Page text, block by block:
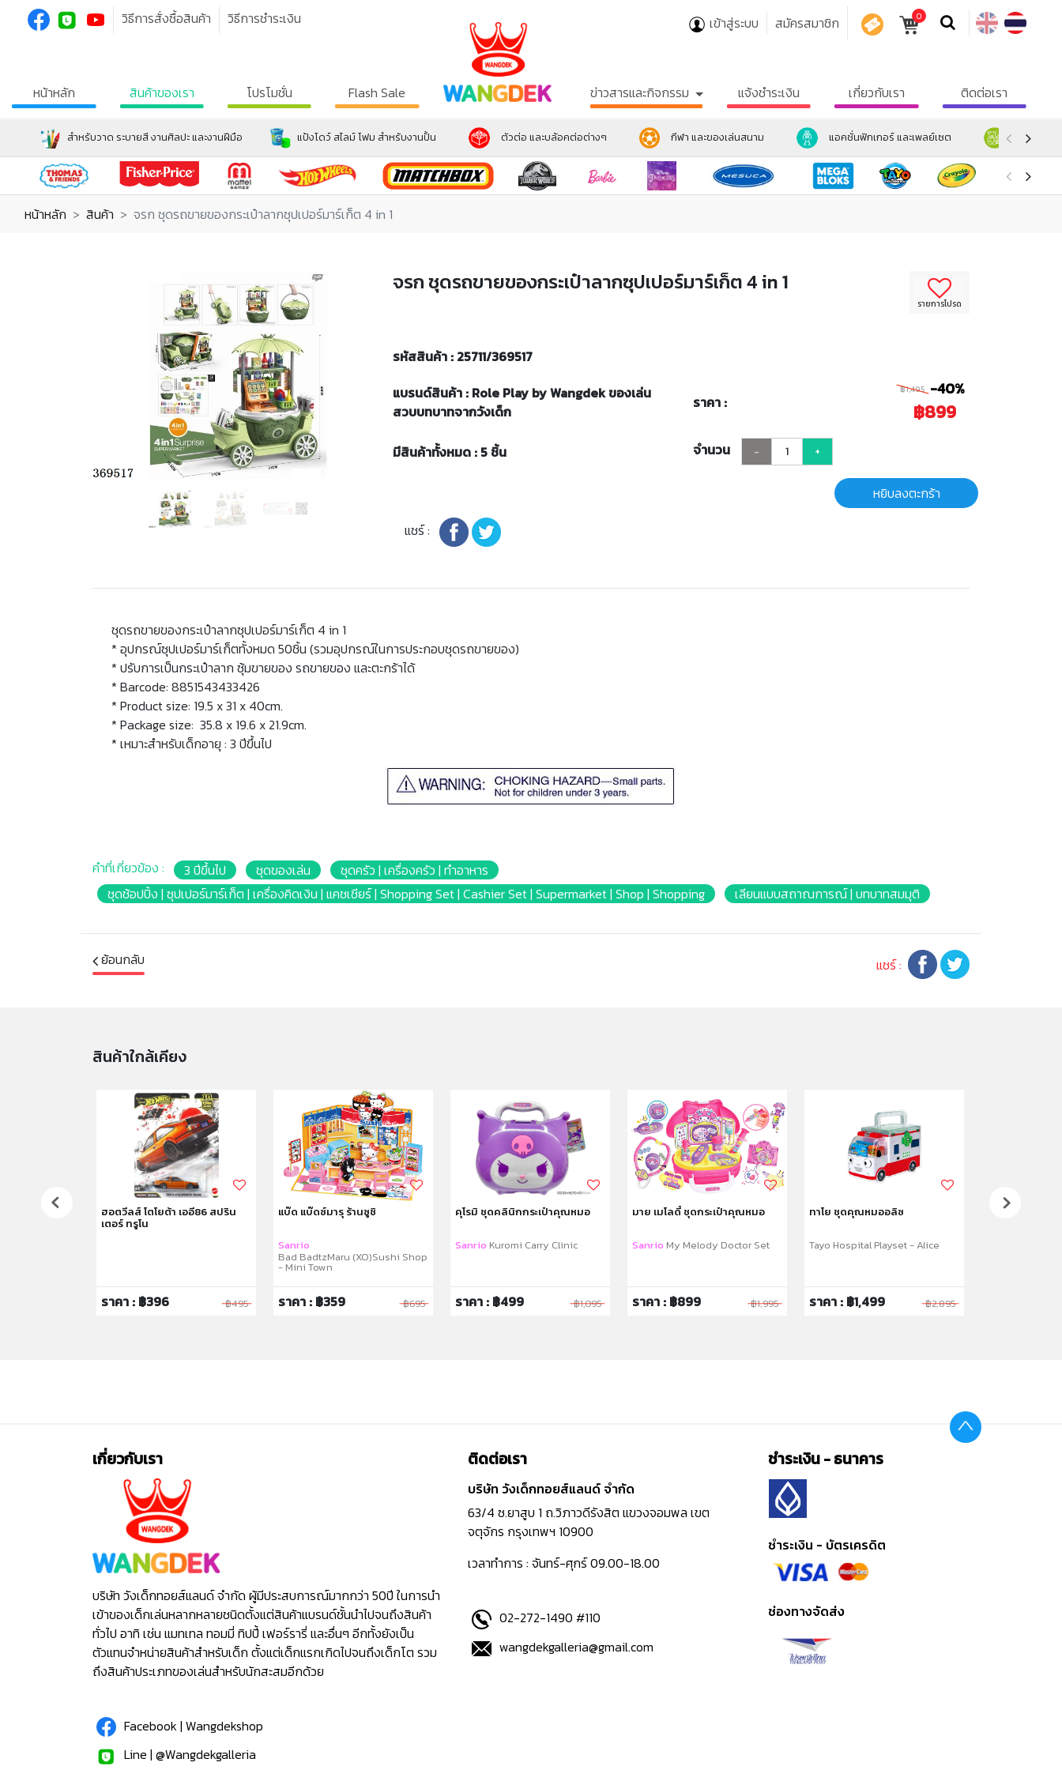
วิธีการสั่งซื้อสินค้า วิธีการชำระเงิน เข้าสู่ระบบ สมัครสมาชิก 0
หน้าหลัก สินค้าของเรา โปรโมชั่น Flash Sale ข่าวสารและกิจกรรม แจ้งชำระเงิน เกี่ยวกับเรา ติดต่อเรา
สำหรับวาด ระบายสี งานศิลปะ และงานฝีมือ แป้งโดว์ สไลม์ โฟม สำหรับงานปั้น ตัวต่อ และบล้อคต่อต่างๆ กีฬา และของเล่นสนาม แอคชั่นฟิกเกอร์ และเพลย์เซต ตุ๊กตา แล
หน้าหลัก สินค้า จรก ชุดรถขายของกระเป๋าลากซุปเปอร์มาร์เก็ต 4 in 1
รายการโปรด
จรก ชุดรถขายของกระเป๋าลากซุปเปอร์มาร์เก็ต 4 in 1
รหัสสินค้า : 25711/369517
แบรนด์สินค้า : Role Play by Wangdek ของเล่น
สวบบทบาทจากวังเด็ก
ราคา :
฿1,495 -40%
฿899
มีสินค้าทั้งหมด : 5 ชิ้น จำนวน - +
หยิบลงตะกร้า
แชร์ :
ชุดรถขายของกระเป๋าลากซุปเปอร์มาร์เก็ต 4 in 1
* อุปกรณ์ซุปเปอร์มาร์เก็ตทั้งหมด 50ชิ้น (รวมอุปกรณ์ในการประกอบชุดรถขายของ)
* ปรับการเป็นกระเป๋าลาก ซุ้มขายของ รถขายของ และตะกร้าได้
* Barcode: 8851543433426
* Product size: 19.5 x 31 x 40cm.
* Package size: 35.8 x 19.6 x 21.9cm.
* เหมาะสำหรับเด็กอายุ : 3 ปีขึ้นไป
คำที่เกี่ยวข้อง : 3 ปีขึ้นไป ชุดของเล่น
ชุดครัว | เครื่องครัว | ทำอาหาร
ชุดช้อปปิ้ง | ซุปเปอร์มาร์เก็ต | เครื่องคิดเงิน | แคชเชียร์ | Shopping Set | Cashier Set | Supermarket | Shop | Shopping
เลียนแบบสถาณการณ์ | บทบาทสมมุติ
ย้อนกลับ แชร์ :
สินค้าใกล้เคียง
ดกระเป๋าปิกนิก ฮอตวีลส์ โตโยต้า เออี86 สปริน
เตอร์ ทรูโน
ราคา : ฿396 ฿495
แบ๊ด แบ๊ดซ์มารุ ร้านซูชิ
Sanrio
Bad BadtzMaru (XO)Sushi Shop
- Mini Town
ราคา : ฿359 ฿695
คุโรมิ ชุดคลินิกกระเป๋าคุณหมอ
Sanrio Kuromi Carry Clinic
ราคา : ฿499 ฿1,095
มาย เมโลดี้ ชุดกระเป๋าคุณหมอ
Sanrio My Melody Doctor Set
ราคา : ฿899 ฿1,995
ทาโย ชุดคุณหมออลิซ
Tayo Hospital Playset - Alice
ราคา : ฿1,499 ฿2,895
ทาโย ชุดเล่นทร
เกี่ยวกับเรา
บริษัท วังเด็กทอยส์แลนด์ จำกัด ผู้มีประสบการณ์มากกว่า 50ปี ในการนำ
เข้าของเด็กเล่นหลากหลายชนิดตั้งแต่สินค้าแบรนด์ชั้นนำไปจนถึงสินค้า
ทั่วไป อาทิ เช่น แมทเทล ทอมมี่ ทิปปี้ เฟอร์รารี่ และอื่นๆ อีกทั้งยังเป็น
ตัวแทนจำหน่ายสินค้าสำหรับเด็ก ตั้งแต่เด็กแรกเกิดไปจนถึงเด็กโต รวม
ถึงสินค้าประเภทของเล่นสำหรับนักสะสมอีกด้วย
Facebook | Wangdekshop
Line | @Wangdekgalleria
ติดต่อเรา
บริษัท วังเด็กทอยส์แลนด์ จำกัด
63/4 ซ.ยาสูบ 1 ถ.วิภาวดีรังสิต แขวงจอมพล เขต
จตุจักร กรุงเทพฯ 10900
เวลาทำการ : จันทร์-ศุกร์ 09.00-18.00
02-272-1490 #110
wangdekgalleria@gmail.com
ชำระเงิน - ธนาคาร
ชำระเงิน - บัตรเครดิต
ช่องทางจัดส่ง